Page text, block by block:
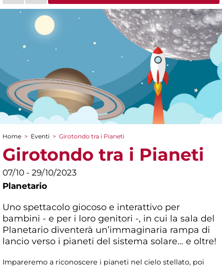
Tu sei qui
Home > Eventi > Girotondo tra i Pianeti
Girotondo tra i Pianeti
07/10 - 29/10/2023
Planetario
Uno spettacolo giocoso e interattivo per
bambini - e per i loro genitori -, in cui la sala del
Planetario diventerà un’immaginaria rampa di
lancio verso i pianeti del sistema solare… e oltre!
Impareremo a riconoscere i pianeti nel cielo stellato, poi